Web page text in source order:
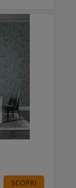
SCOPRI